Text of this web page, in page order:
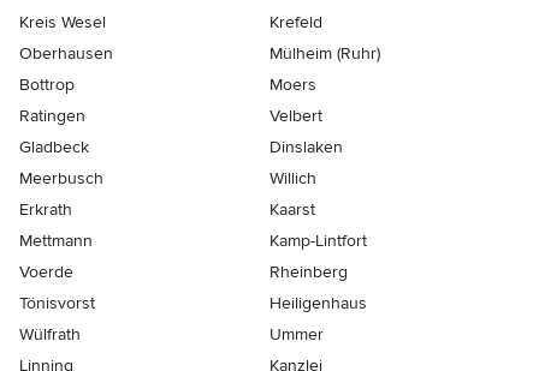
Kreis Wesel
Krefeld
Oberhausen
Mülheim (Ruhr)
Bottrop
Moers
Ratingen
Velbert
Gladbeck
Dinslaken
Meerbusch
Willich
Erkrath
Kaarst
Mettmann
Kamp-Lintfort
Voerde
Rheinberg
Tönisvorst
Heiligenhaus
Wülfrath
Ummer
Linning
Kanzlei